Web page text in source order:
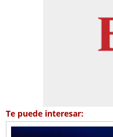
Te puede interesar: